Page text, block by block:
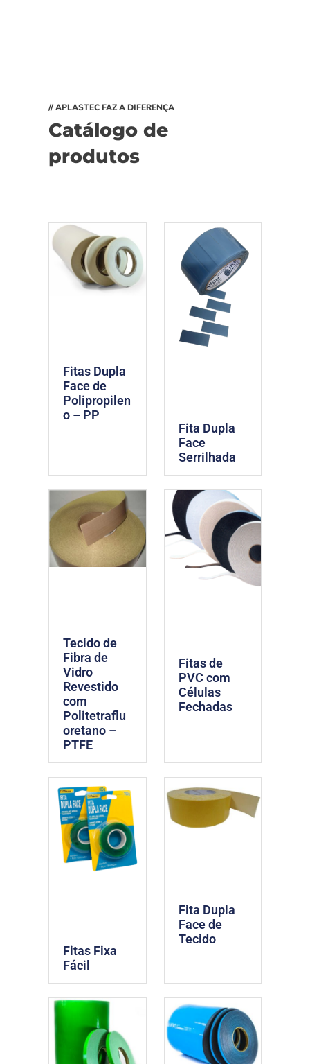
// APLASTEC FAZ A DIFERENÇA
Catálogo de
produtos
Fitas Dupla
Face de
Polipropilen
o – PP
Fita Dupla
Face
Serrilhada
Tecido de
Fibra de
Vidro
Revestido
com
Politetraflu
oretano –
PTFE
Fitas de
PVC com
Células
Fechadas
Fitas Fixa
Fácil
Fita Dupla
Face de
Tecido